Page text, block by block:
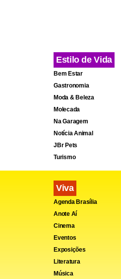
Estilo de Vida
Bem Estar
Gastronomia
Moda & Beleza
Molecada
Na Garagem
Notícia Animal
JBr Pets
Turismo
Viva
Agenda Brasília
Anote Aí
Cinema
Eventos
Exposições
Literatura
Música